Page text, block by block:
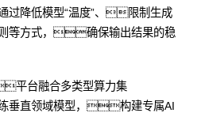
过降低模型“温度”、限制生成
等方式，确保输出结果的稳
平台融合多类型算力集
垂直领域模型，构建专属AI